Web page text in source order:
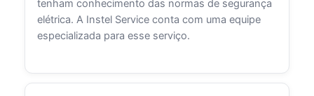
tenham conhecimento das normas de segurança
elétrica. A Instel Service conta com uma equipe
especializada para esse serviço.